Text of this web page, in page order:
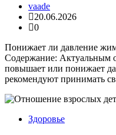
vaade
20.06.2026
0
Понижает ли давление
Содержание: Актуальным
повышает или понижает
рекомендуют принимать
Здоровье